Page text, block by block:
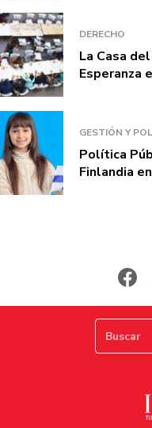
DERECHO
La Casa
Esperanza
GESTIÓN Y
Política
Finlandia